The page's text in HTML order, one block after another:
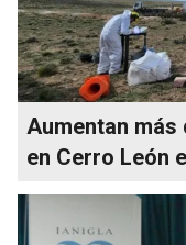
Aumentan más
en Cerro León